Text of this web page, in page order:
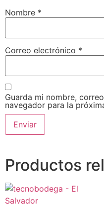
Nombre *
Correo electrónico *
Guarda mi nombre,
navegador para la
Productos